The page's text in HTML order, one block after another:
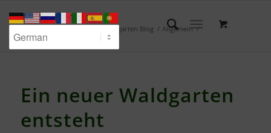
Waldgarten Blog
Waldgarten Blog / Allgemein /
Ein neuer Waldgarten entsteht
Ein neuer Waldgarten
entsteht